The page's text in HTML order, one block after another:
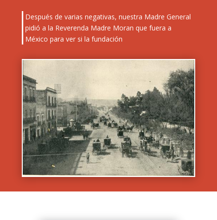
Después de varias negativas, nuestra Madre General
pidió a la Reverenda Madre Moran que fuera a
México para ver si la fundación